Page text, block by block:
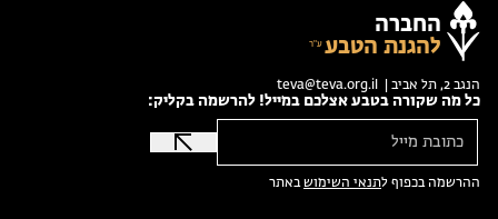
החברה
להגנת הטבע
הנגב 2, תל אביב | teva@teva.org.il
כל מה שקורה בטבע אצלכם במייל! להרשמה בקליק:
ההרשמה בכפוף לתנאי השימושבאתר